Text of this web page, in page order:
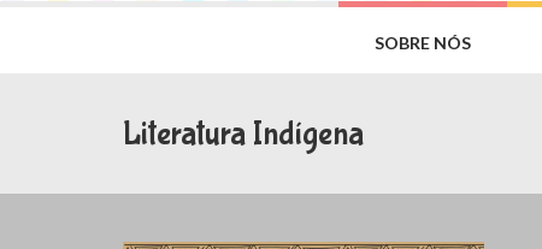
SOBRE NÓS
Literatura Indígena